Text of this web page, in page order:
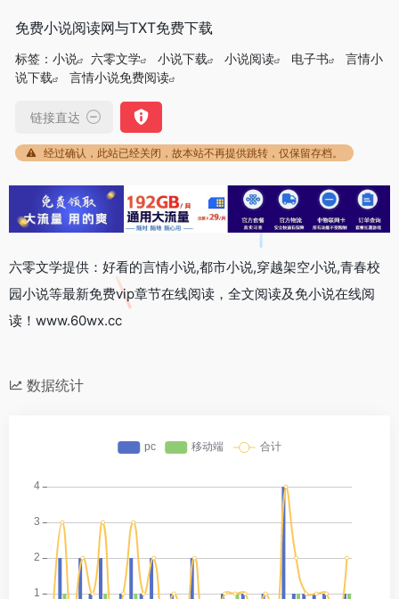
免费小说阅读网与TXT免费下载
标签： 小说 六零文学 小说下载 小说阅读 电子书
言情小
说下载
言情小说免费阅读
链接直达
经过确认，此站已经关闭，故本站不再提供跳转，仅保留存档。
六零文学提供：好看的言情小说,都市小说,穿越架空小说,青春校
园小说等最新免费vip章节在线阅读，全文阅读及免小说在线阅
读！www.60wx.cc
数据统计